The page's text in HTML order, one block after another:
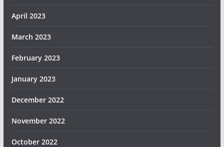
April 2023
March 2023
February 2023
January 2023
December 2022
November 2022
October 2022